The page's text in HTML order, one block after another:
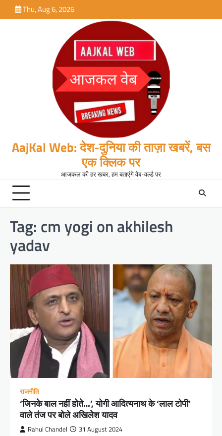
to
Thu, Aug 6, 2026
AajKal Web: देश-दुनिया की ताज़ा खबरें, बस
एक क्लिक पर
आजकल की हर खबर, हम बताएंगे वेब-वर्ल्ड पर
Tag: cm yogi on akhilesh
yadav
राजनीति
‘जिनके बाल नहीं होते…’, योगी आदित्यनाथ के ‘लाल टोपी’
वाले तंज पर बोले अखिलेश यादव
Rahul Chandel 31 August 2024